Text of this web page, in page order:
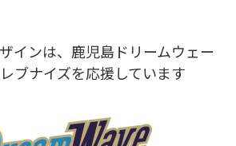
インは、鹿児島ドリームウェー
ブナイズを応援しています